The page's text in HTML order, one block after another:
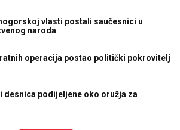
vlasti postali saučesnici u
naroda
operacija postao politički pokrovitelj
desnica podijeljene oko oružja za